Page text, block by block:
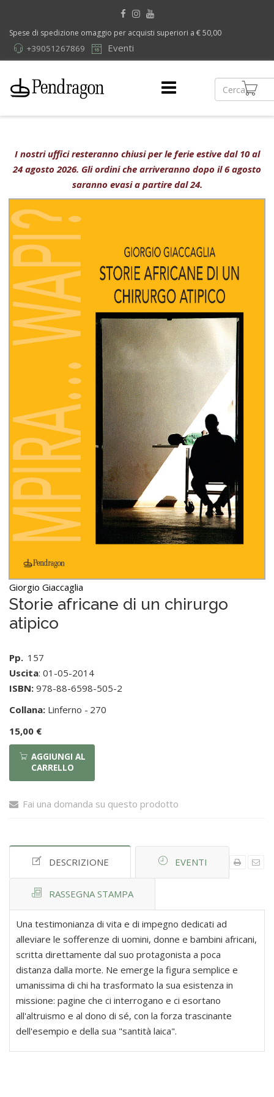
Spese di spedizione omaggio per acquisti superiori a € 50,00
Eventi
+39051267869
I nostri uffici resteranno chiusi per le ferie estive dal 10 al
24 agosto 2026. Gli ordini che arriveranno dopo il 6 agosto
saranno evasi a partire dal 24.
Giorgio Giaccaglia
Storie africane di un chirurgo
atipico
Pp. 157
Uscita: 01-05-2014
ISBN: 978-88-6598-505-2
Collana: Linferno - 270
15,00 €
AGGIUNGI AL
CARRELLO
Fai una domanda su questo prodotto
DESCRIZIONE EVENTI
RASSEGNA STAMPA
Una testimonianza di vita e di impegno dedicati ad
alleviare le sofferenze di uomini, donne e bambini africani,
scritta direttamente dal suo protagonista a poca
distanza dalla morte. Ne emerge la figura semplice e
umanissima di chi ha trasformato la sua esistenza in
missione: pagine che ci interrogano e ci esortano
all'altruismo e al dono di sé, con la forza trascinante
dell'esempio e della sua "santità laica".